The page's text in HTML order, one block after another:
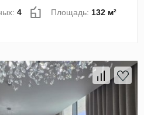
4 Площадь: 132 м²